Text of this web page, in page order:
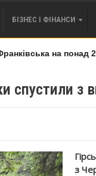
БІЗНЕС І ФІНАНСИ
на понад 20
спустили з
з